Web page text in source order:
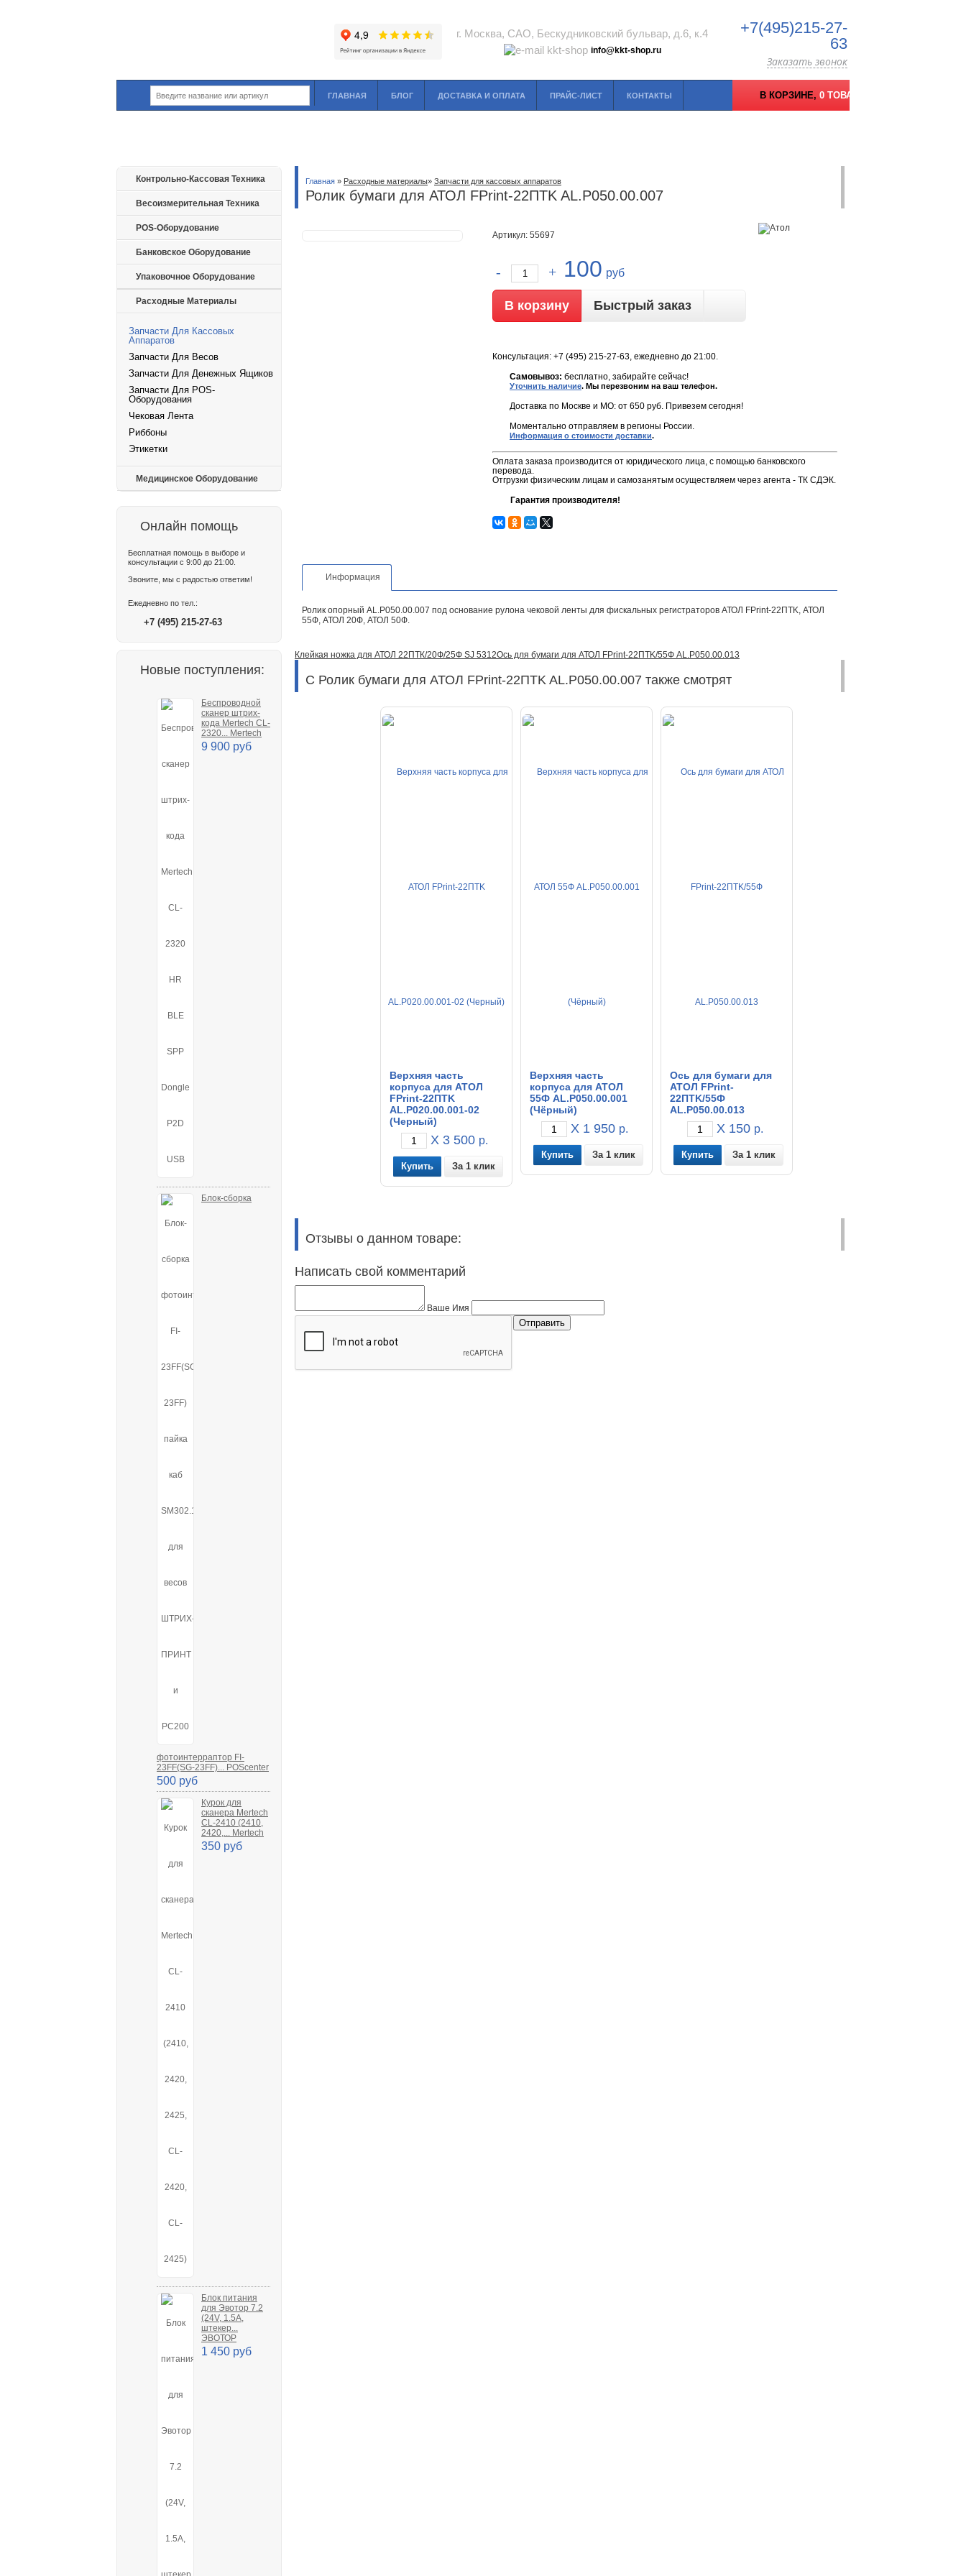
г. Москва, САО, Бескудниковский бульвар, д.6, к.4
info@kkt-shop.ru
+7(495)215-27-
63
Заказать звонок
ГЛАВНАЯ БЛОГ ДОСТАВКА И ОПЛАТА ПРАЙС-ЛИСТ КОНТАКТЫ В КОРЗИНЕ, 0 ТОВАРОВ
Контрольно-Кассовая Техника
Весоизмерительная Техника
POS-Оборудование
Банковское Оборудование
Упаковочное Оборудование
Расходные Материалы
Запчасти Для Кассовых
Аппаратов
Запчасти Для Весов
Запчасти Для Денежных Ящиков
Запчасти Для POS-
Оборудования
Чековая Лента
Риббоны
Этикетки
Медицинское Оборудование
Онлайн помощь
Бесплатная помощь в выборе и
консультации с 9:00 до 21:00.
Звоните, мы с радостью ответим!
Ежедневно по тел.:
+7 (495) 215-27-63
Новые поступления:
Беспроводной
сканер штрих-
кода Mertech CL-
2320... Mertech
9 900 руб
Блок-сборка
фотоинтерраптор FI-
23FF(SG-23FF)... POScenter
500 руб
Курок для
сканера Mertech
CL-2410 (2410,
2420,... Mertech
350 руб
Блок питания
для Эвотор 7.2
(24V, 1.5A,
штекер...
ЭВОТОР
1 450 руб
Главная » Расходные материалы» Запчасти для кассовых аппаратов
Ролик бумаги для АТОЛ FPrint-22ПТK AL.P050.00.007
Артикул: 55697
100 руб
Быстрый заказ
Консультация: +7 (495) 215-27-63, ежедневно до 21:00.
Самовывоз: бесплатно, забирайте сейчас!
Уточнить наличие. Мы перезвоним на ваш телефон.
Доставка по Москве и МО: от 650 руб. Привезем сегодня!
Моментально отправляем в регионы России.
Информация о стоимости доставки.
Оплата заказа производится от юридического лица, с помощью банковского
перевода.
Отгрузки физическим лицам и самозанятым осуществляем через агента - ТК СДЭК.
Гарантия производителя!
Информация
Ролик опорный AL.P050.00.007 под основание рулона чековой ленты для фискальных регистраторов АТОЛ FPrint-22ПТK, АТОЛ
55Ф, АТОЛ 20Ф, АТОЛ 50Ф.
Клейкая ножка для АТОЛ 22ПТК/20Ф/25Ф SJ 5312Ось для бумаги для АТОЛ FPrint-22ПТK/55Ф AL.P050.00.013
С Ролик бумаги для АТОЛ FPrint-22ПТK AL.P050.00.007 также смотрят
Верхняя часть
корпуса для АТОЛ
FPrint-22ПТK
AL.P020.00.001-02
(Черный)
X 3 500 р.
За 1 клик
Верхняя часть
корпуса для АТОЛ
55Ф AL.P050.00.001
(Чёрный)
X 1 950 р.
За 1 клик
Ось для бумаги для
АТОЛ FPrint-
22ПТK/55Ф
AL.P050.00.013
X 150 р.
За 1 клик
Отзывы о данном товаре:
Написать свой комментарий
Ваше Имя